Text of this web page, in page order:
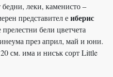
леки, каменисто –
представител еиберис
бели цветчета
през април, май и юни.
см. има и нисък сорт Little